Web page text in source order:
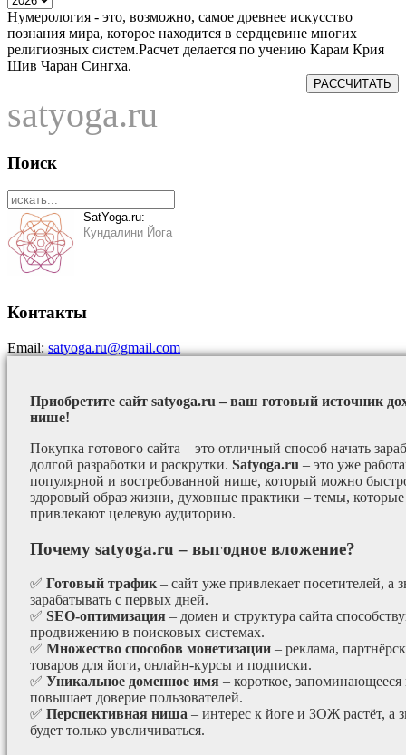
Нумерология - это, возможно, самое древнее искусство
познания мира, которое находится в сердцевине многих
религиозных систем.Расчет делается по учению Карам Крия
Шив Чаран Сингха.
РАССЧИТАТЬ
satyoga.ru
Поиск
SatYoga.ru:
Кундалини Йога
Контакты
Email:satyoga.ru@gmail.com
Приобретите сайт satyoga.ru – ваш готовый источник
нише!
Покупка готового сайта – это отличный способ начать
долгой разработки и раскрутки. Satyoga.ru – это уже
популярной и востребованной нише, который можно
здоровый образ жизни, духовные практики – темы, которые
привлекают целевую аудиторию.
Почему satyoga.ru – выгодное вложение?
✅ Готовый трафик – сайт уже привлекает посетителей, а
зарабатывать с первых дней.
✅ SEO-оптимизация – домен и структура сайта
продвижению в поисковых системах.
✅ Множество способов монетизации – реклама,
товаров для йоги, онлайн-курсы и подписки.
✅ Уникальное доменное имя – короткое, запоминающееся
повышает доверие пользователей.
✅ Перспективная ниша – интерес к йоге и ЗОЖ растёт, а
будет только увеличиваться.